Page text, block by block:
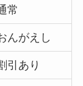
常
んがえし
引あり